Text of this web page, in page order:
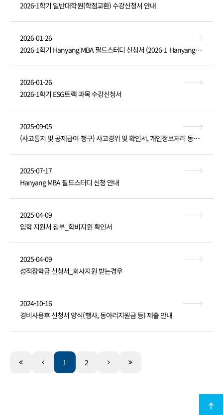
2026-1학기 일반대학원(학점교환) 수강신청서 안내
2026-01-26
2026-1학기 Hanyang MBA 필드스터디 신청서 (2026-1 Hanyang MBA Field Study application)
2026-01-26
2026-1학기 ESG트랙 과목 수강신청서
2025-09-05
(사고통지 및 공제급여 청구) 사고경위 및 확인서, 개인정보처리 동의서
2025-07-17
Hanyang MBA 필드스터디 신청 안내
2025-04-09
입학 지원서 첨부_학비지원 확인서
2025-04-09
성적장학금 신청서_회사지원 받는경우
2024-10-16
경비사용후 신청서 양식(행사, 동아리지원금 등) 제출 안내
1 2
최상단
이동